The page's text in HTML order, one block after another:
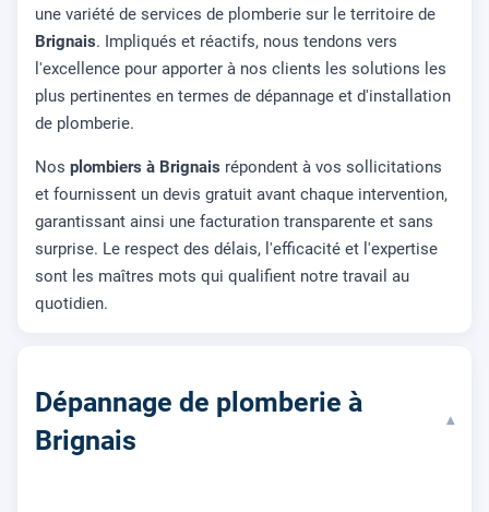
une variété de services de plomberie sur le territoire de
Brignais. Impliqués et réactifs, nous tendons vers
l'excellence pour apporter à nos clients les solutions les
plus pertinentes en termes de dépannage et d'installation
de plomberie.
Nos plombiers à Brignais répondent à vos sollicitations
et fournissent un devis gratuit avant chaque intervention,
garantissant ainsi une facturation transparente et sans
surprise. Le respect des délais, l'efficacité et l'expertise
sont les maîtres mots qui qualifient notre travail au
quotidien.
Dépannage de plomberie à
Brignais
▾